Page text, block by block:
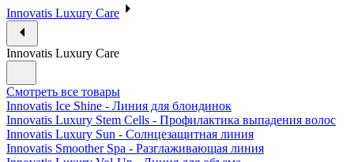
Innovatis Luxury Care
Innovatis Luxury Care
Смотреть все товары
Innovatis Ice Shine - Линия для блондинок
Innovatis Luxury Stem Cells - Профилактика выпадения волос
Innovatis Luxury Sun - Солнцезащитная линия
Innovatis Smoother Spa - Разглаживающая линия